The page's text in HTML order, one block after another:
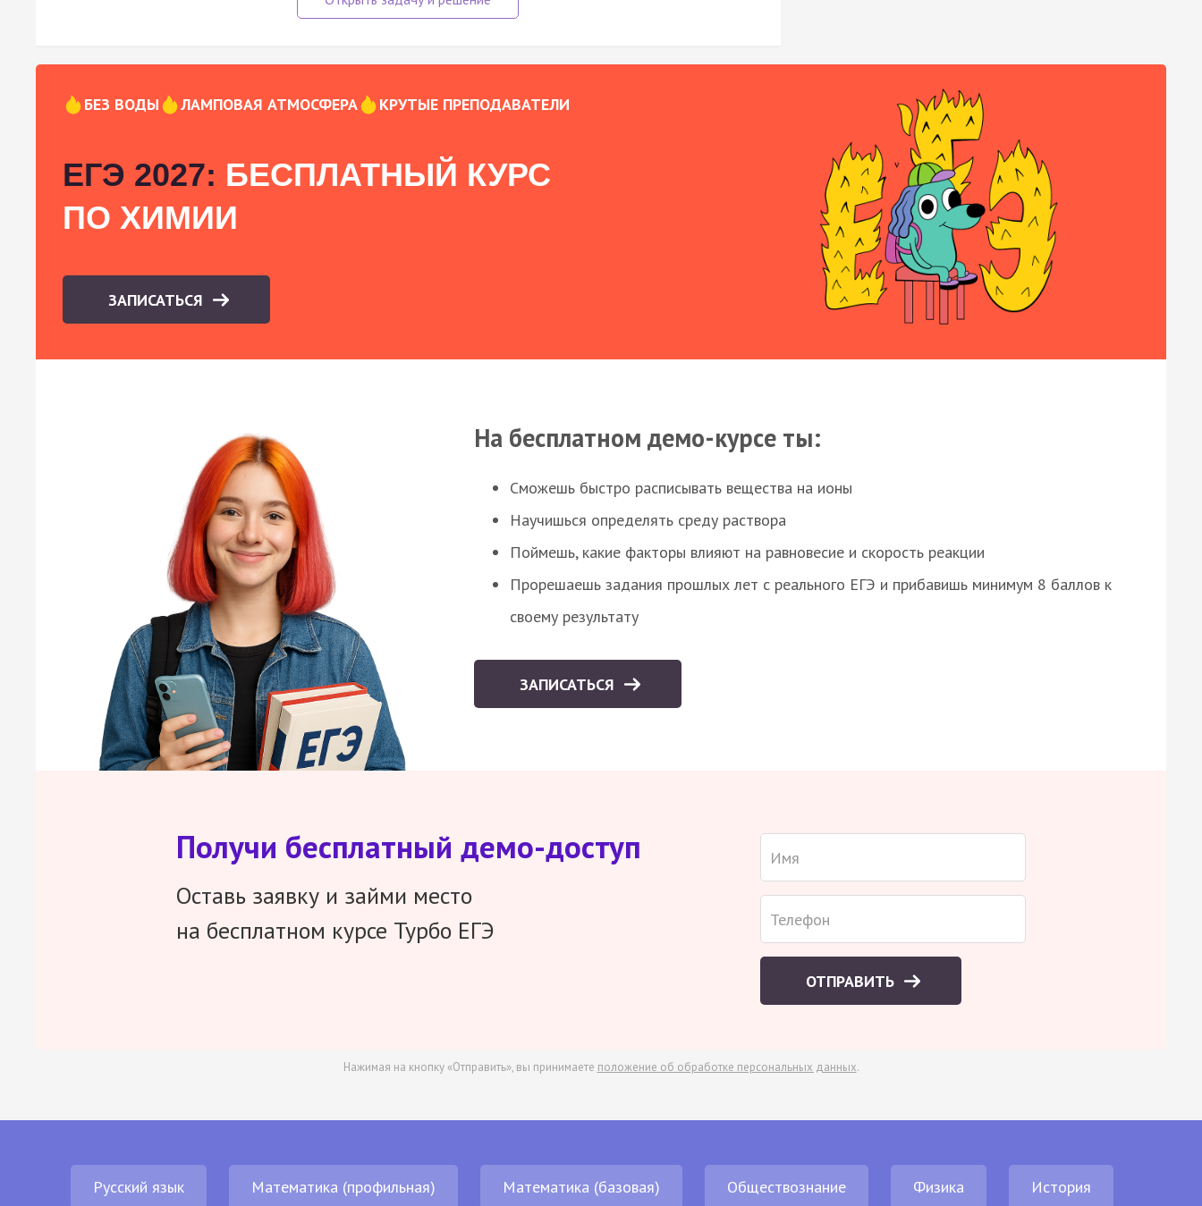
БЕЗ ВОДЫ ЛАМПОВАЯ АТМОСФЕРА КРУТЫЕ ПРЕПОДАВАТЕЛИ
ЕГЭ 2027: БЕСПЛАТНЫЙ КУРС
ПО ХИМИИ
ЗАПИСАТЬСЯ
На бесплатном демо-курсе ты:
Сможешь быстро расписывать вещества на ионы
Научишься определять среду раствора
Поймешь, какие факторы влияют на равновесие и скорость реакции
Прорешаешь задания прошлых лет с реального ЕГЭ и прибавишь минимум 8 баллов к
своему результату
ЗАПИСАТЬСЯ
Получи бесплатный демо-доступ
Оставь заявку и займи место
на бесплатном курсе Турбо ЕГЭ
ОТПРАВИТЬ
Нажимая на кнопку «Отправить», вы принимаете положение об обработке персональных данных.
Русский язык Математика (профильная) Математика (базовая) Обществознание Физика История